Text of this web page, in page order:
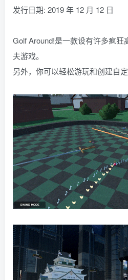
发行日期: 2019 年 12 月 12 日
Golf Around!是一款设有许多疯
夫游戏。
另外，你可以轻松游玩和创建自定